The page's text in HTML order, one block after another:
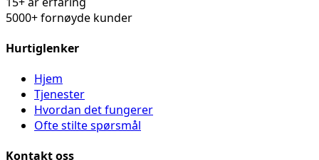
5000+ fornøyde kunder
Hurtiglenker
Hjem
Tjenester
Hvordan det fungerer
Ofte stilte spørsmål
Kontakt oss